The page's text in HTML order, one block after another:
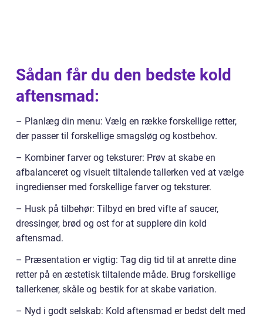
Sådan får du den bedste kold
aftensmad:
– Planlæg din menu: Vælg en række forskellige retter,
der passer til forskellige smagsløg og kostbehov.
– Kombiner farver og teksturer: Prøv at skabe en
afbalanceret og visuelt tiltalende tallerken ved at vælge
ingredienser med forskellige farver og teksturer.
– Husk på tilbehør: Tilbyd en bred vifte af saucer,
dressinger, brød og ost for at supplere din kold
aftensmad.
– Præsentation er vigtig: Tag dig tid til at anrette dine
retter på en æstetisk tiltalende måde. Brug forskellige
tallerkener, skåle og bestik for at skabe variation.
– Nyd i godt selskab: Kold aftensmad er bedst delt med